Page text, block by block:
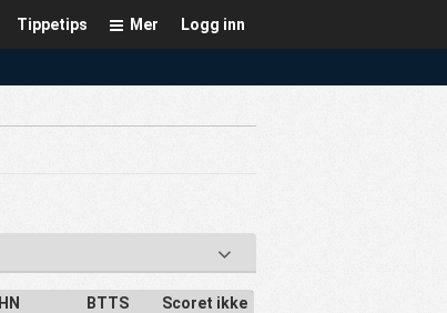
Logg inn
Mer
Tippetips
HN BTTS Scoret ikke